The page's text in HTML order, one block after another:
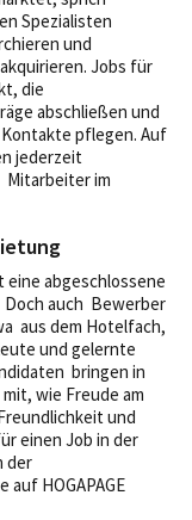
Spezialisten
und
Jobs für
die
abschließen und
pflegen. Auf
jederzeit
Mitarbeiter im
abgeschlossene
auch Bewerber
aus dem Hotelfach,
und gelernte
bringen in
wie Freude am
und
einen Job in der
der
HOGAPAGE